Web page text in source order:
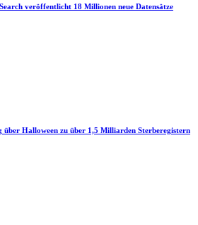
veröffentlicht 18 Millionen neue Datensätze
Halloween zu über 1,5 Milliarden Sterberegistern